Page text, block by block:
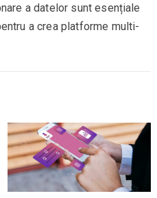
a datelor sunt esențiale
a crea platforme multi-